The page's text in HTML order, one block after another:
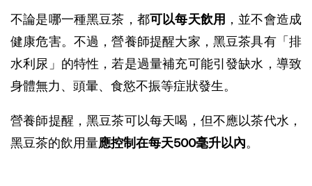
不論是哪一種黑豆茶，都可以每天飲用 ，並不會造成
健康危害。不過，營養師提醒大家，黑豆茶具有「排
水利尿」的特性，若是過量補充可能引發缺水，導致
身體無力、頭暈、食慾不振等症狀發生。
營養師提醒，黑豆茶可以每天喝，但不應以茶代水，
黑豆茶的飲用量應控制在每天500毫升以內。